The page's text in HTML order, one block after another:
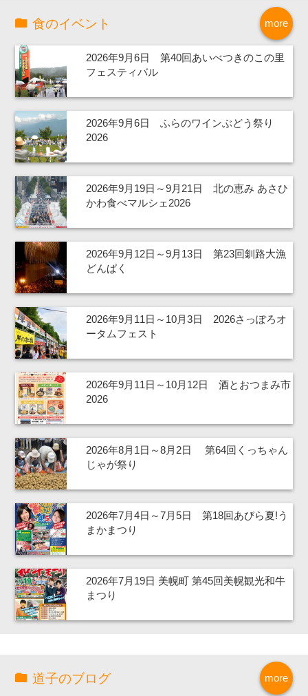
more
食のイベント
2026年9月6日 第40回あいべつきのこの里
フェスティバル
2026年9月6日 ふらのワインぶどう祭り
2026
2026年9月19日～9月21日 北の恵み あさひ
かわ食べマルシェ2026
2026年9月12日～9月13日 第23回釧路大漁
どんぱく
2026年9月11日～10月3日 2026さっぽろオ
ータムフェスト
2026年9月11日～10月12日 酒とおつまみ市
2026
2026年8月1日～8月2日 第64回くっちゃん
じゃが祭り
2026年7月4日～7月5日 第18回あびら夏!う
まかまつり
2026年7月19日 美幌町 第45回美幌観光和牛
まつり
more
道子のブログ